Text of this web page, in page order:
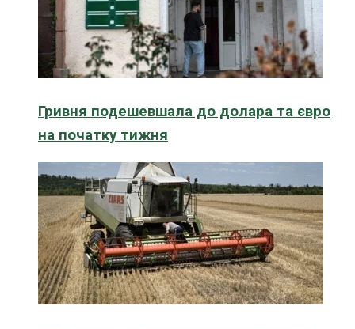
Гривня подешевшала до долара та євро
на початку тижня